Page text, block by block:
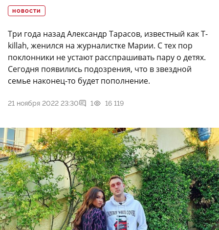
НОВОСТИ
Три года назад Александр Тарасов, известный как T-
killah, женился на журналистке Марии. С тех пор
поклонники не устают расспрашивать пару о детях.
Сегодня появились подозрения, что в звездной
семье наконец-то будет пополнение.
21 ноября 2022 23:30 1 16 119